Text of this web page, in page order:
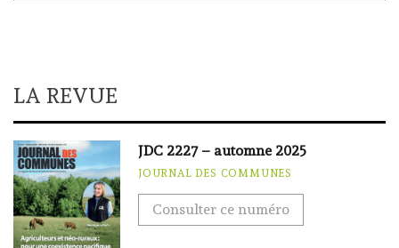
LA REVUE
JDC 2227 – automne 2025
JOURNAL DES COMMUNES
Consulter ce numéro